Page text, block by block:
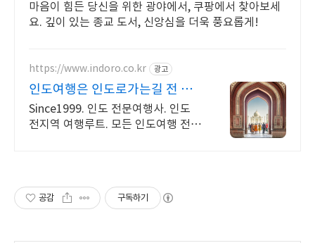
마음이 힘든 당신을 위한 광야에서, 쿠팡에서 찾아보세
요. 깊이 있는 종교 도서, 신앙심을 더욱 풍요롭게!
https://www.indoro.co.kr 광고
인도여행은 인도로가는길 전 일
정 한국인 인솔자 동행
Since1999. 인도 전문여행사. 인도
전지역 여행루트. 모든 인도여행 전
공감 구독하기